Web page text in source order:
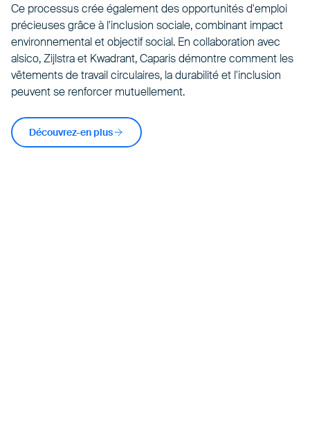
Ce processus crée également des opportunités d'emploi
précieuses grâce à l'inclusion sociale, combinant impact
environnemental et objectif social. En collaboration avec
alsico, Zijlstra et Kwadrant, Caparis démontre comment les
vêtements de travail circulaires, la durabilité et l'inclusion
peuvent se renforcer mutuellement.
Découvrez-en plus